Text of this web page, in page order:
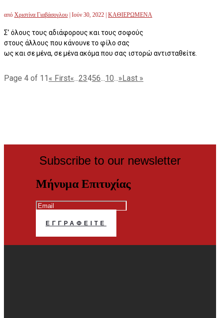
από Χριστίνα Γιαβάσογλου | Ιούν 30, 2022 | ΚΑΘΙΕΡΩΜΕΝΑ
Σ’ όλους τους αδιάφορους και τους σοφούς
στους άλλους που κάνουνε το φίλο σας
ως και σε μένα, σε μένα ακόμα που σας ιστορώ αντισταθείτε.
Page 4 of 11 « First« 23456 10 »Last »
Subscribe to our newsletter
Μήνυμα Επιτυχίας
ΕΓΓΡΑΦΕΊΤΕ